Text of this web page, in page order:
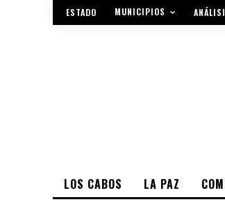
ESTADO MUNICIPIOS
LOS CABOS LA PAZ